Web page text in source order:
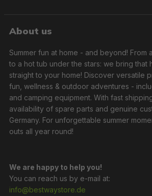
About us
Summer fun at home - and beyond! From
to a hot tub under the stars: we bring that
straight to your home! Discover versatile
fun, wellness & outdoor adventures -
and camping equipment. With fast
availability of spare parts and genuine
Germany. For unforgettable summer
outs all year round!
We are happy to help you!
You can reach us by e-mail at:
info@bestwaystore.de